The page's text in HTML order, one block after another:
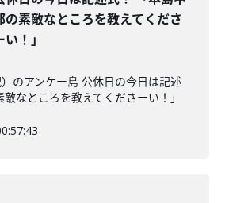
の素敵なところを教えてくださ
い！」
のアンケー島 公休日の今日は記述
なところを教えてくださーい！」